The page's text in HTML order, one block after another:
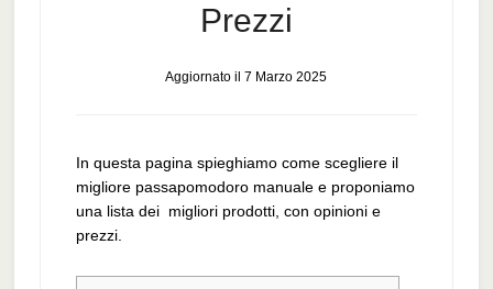
Prezzi
Aggiornato il7 Marzo 2025
In questa pagina spieghiamo come scegliere il
migliore passapomodoro manuale e proponiamo
una lista dei migliori prodotti, con opinioni e
prezzi.